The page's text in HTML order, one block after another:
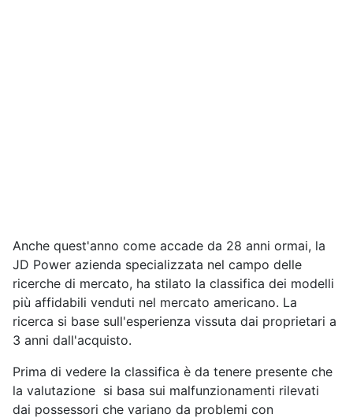
Anche quest'anno come accade da 28 anni ormai, la
JD Power azienda specializzata nel campo delle
ricerche di mercato, ha stilato la classifica dei modelli
più affidabili venduti nel mercato americano. La
ricerca si base sull'esperienza vissuta dai proprietari a
3 anni dall'acquisto.
Prima di vedere la classifica è da tenere presente che
la valutazione si basa sui malfunzionamenti rilevati
dai possessori che variano da problemi con